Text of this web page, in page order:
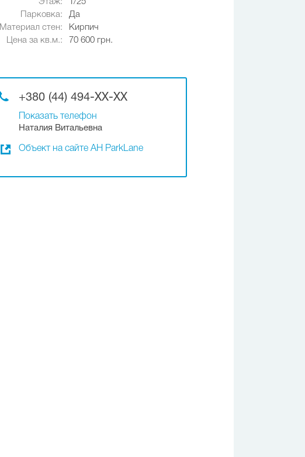
Этаж:
1/25
Парковка:
Да
Материал стен:
Кирпич
Цена за кв.м.:
70 600 грн.
+380 (44) 494-XX-XX
Показать телефон
Наталия Витальевна
Объект на сайте АН ParkLane